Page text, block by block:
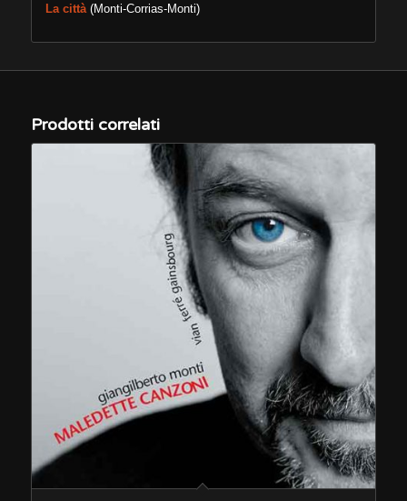
La città(Monti-Corrias-Monti)
Prodotti correlati